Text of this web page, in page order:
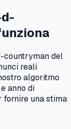
countrymandel
reali
algoritmo
anno di
fornire una stima